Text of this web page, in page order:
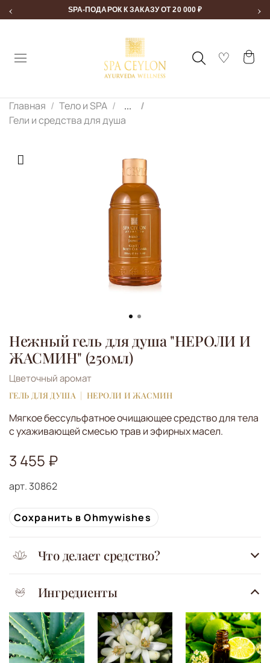
‹ SPA-ПОДАРОК К ЗАКАЗУ ОТ 20 000 ₽ ›
Главная Тело и SPA
...
Гели и средства для душа
арт. 30862
Нежный гель для душа "НЕРОЛИ И
ЖАСМИН" (250мл)
3 455 ₽
Сохранить в Ohmywishes
Цветочный аромат
ГЕЛЬ ДЛЯ ДУША НЕРОЛИ И ЖАСМИН
Мягкое бессульфатное очищающее средство для тела
с ухаживающей смесью трав и эфирных масел.
Что делает средство?
Ингредиенты